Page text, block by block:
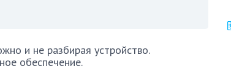
и не разбирая устройство.
обеспечение.